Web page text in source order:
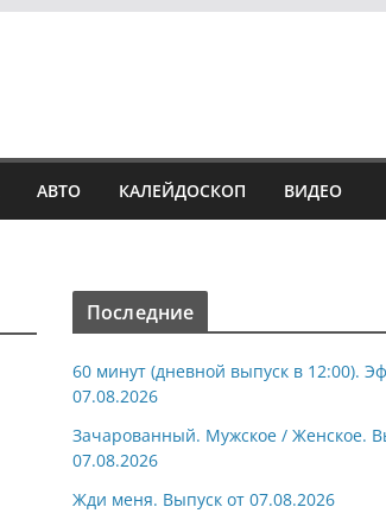
АВТО КАЛЕЙДОСКОП ВИДЕО
Последние
60 минут (дневной выпуск в 12:00).
07.08.2026
Зачарованный. Мужское / Женское.
07.08.2026
Жди меня. Выпуск от 07.08.2026